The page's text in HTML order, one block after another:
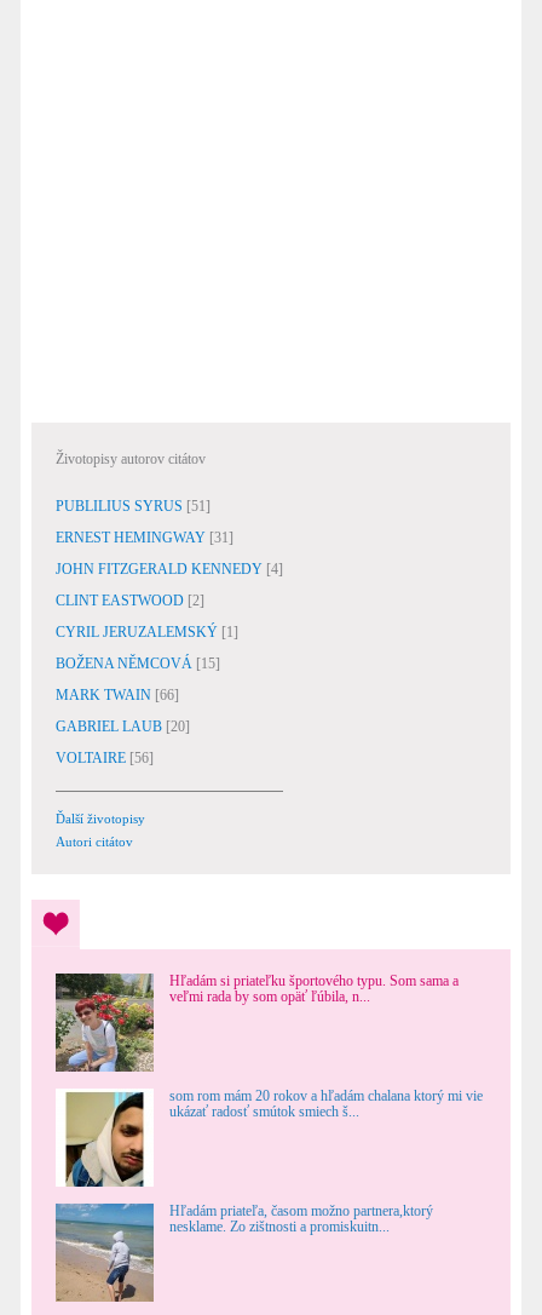
Životopisy autorov citátov
PUBLILIUS SYRUS [51]
ERNEST HEMINGWAY [31]
JOHN FITZGERALD KENNEDY [4]
CLINT EASTWOOD [2]
CYRIL JERUZALEMSKÝ [1]
BOŽENA NĚMCOVÁ [15]
MARK TWAIN [66]
GABRIEL LAUB [20]
VOLTAIRE [56]
Ďalší životopisy
Autori citátov
Hľadám si priateľku športového typu. Som sama a
veľmi rada by som opäť ľúbila, n...
som rom mám 20 rokov a hľadám chalana ktorý mi vie
ukázať radosť smútok smiech š...
Hľadám priateľa, časom možno partnera,ktorý
nesklame. Zo zištnosti a promiskuitn...